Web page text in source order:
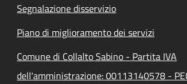
Segnalazione disservizio
Piano di miglioramento dei servizi
Comune di Collalto Sabino - Partita IVA
dell'amministrazione: 00113140578 -